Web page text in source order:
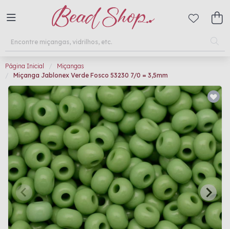
Página Inicial
Miçangas
Miçanga Jablonex Verde Fosco 53230 7/0 = 3,5mm